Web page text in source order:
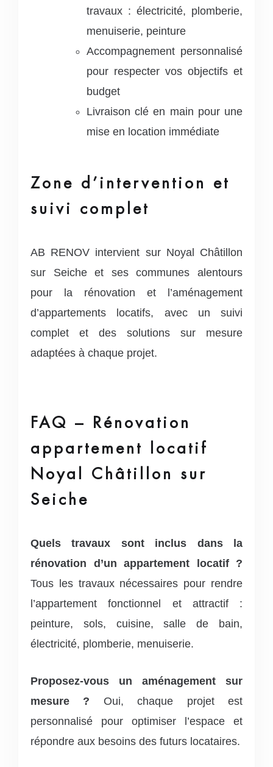
travaux : électricité, plomberie,
menuiserie, peinture
Accompagnement personnalisé
pour respecter vos objectifs et
budget
Livraison clé en main pour une
mise en location immédiate
Zone d’intervention et
suivi complet
AB RENOV intervient sur Noyal Châtillon
sur Seiche et ses communes alentours
pour la rénovation et l’aménagement
d’appartements locatifs, avec un suivi
complet et des solutions sur mesure
adaptées à chaque projet.
FAQ – Rénovation
appartement locatif
Noyal Châtillon sur
Seiche
Quels travaux sont inclus dans la
rénovation d’un appartement locatif ?
Tous les travaux nécessaires pour rendre
l’appartement fonctionnel et attractif :
peinture, sols, cuisine, salle de bain,
électricité, plomberie, menuiserie.
Proposez-vous un aménagement sur
mesure ? Oui, chaque projet est
personnalisé pour optimiser l’espace et
répondre aux besoins des futurs locataires.